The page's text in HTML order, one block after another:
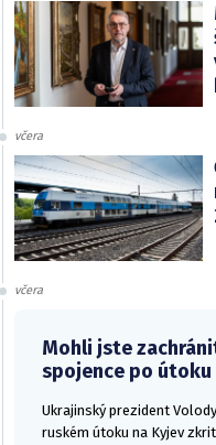
včera
včera
Mohli jste
spojence po útoku
Ukrajinský prezident
ruském útoku na Kyjev